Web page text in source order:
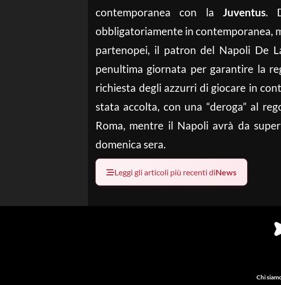
contemporanea con laJuventus.
obbligatoriamente in contemporanea,
partenopei, il patron del Napoli De
penultima giornata per garantire la
richiesta degli azzurri di giocare in
stata accolta, con una “deroga” al
Roma, mentre il Napoli avrà da
domenica sera.
Leggi gli articoli più recenti diNews
Chi